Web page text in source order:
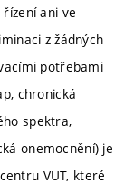
ani ve
z žádných
potřebami
chronická
spektra,
onemocnění) je
VUT, které